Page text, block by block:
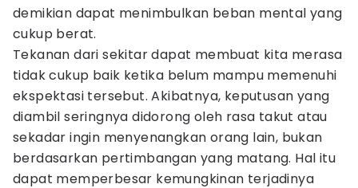
demikian dapat menimbulkan beban mental yang
cukup berat.
Tekanan dari sekitar dapat membuat kita merasa
tidak cukup baik ketika belum mampu memenuhi
ekspektasi tersebut. Akibatnya, keputusan yang
diambil seringnya didorong oleh rasa takut atau
sekadar ingin menyenangkan orang lain, bukan
berdasarkan pertimbangan yang matang. Hal itu
dapat memperbesar kemungkinan terjadinya